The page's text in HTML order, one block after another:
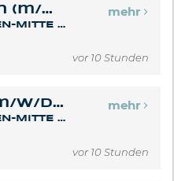
Stationssekretärin (m/w/d) Intensivstation Standort Essen-Huttrop
KEM | EVANG. KLINIKEN ESSEN-MITTE GGMBH
mehr
vor 10 Stunden
Diätassistent/-in (m/w/d) Zentralküche
KEM | EVANG. KLINIKEN ESSEN-MITTE GGMBH
mehr
vor 10 Stunden